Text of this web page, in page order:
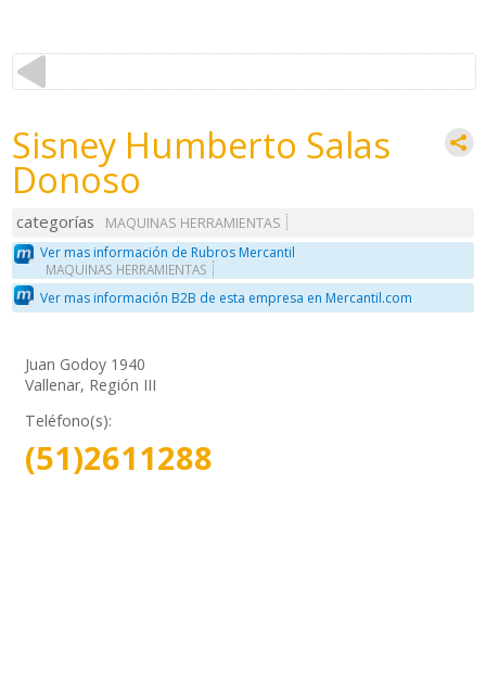
Sisney Humberto Salas
Donoso
categorías
MAQUINAS HERRAMIENTAS
Ver mas información de Rubros Mercantil
MAQUINAS HERRAMIENTAS
Ver mas información B2B de esta empresa en Mercantil.com
Juan Godoy 1940
Vallenar, Región III
Teléfono(s):
(51)2611288